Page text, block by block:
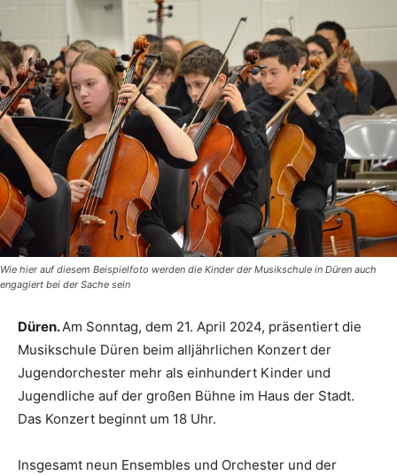
Wie hier auf diesem Beispielfoto werden die Kinder der Musikschule in Düren auch
engagiert bei der Sache sein
Düren.Am Sonntag, dem 21. April 2024, präsentiert die
Musikschule Düren beim alljährlichen Konzert der
Jugendorchester mehr als einhundert Kinder und
Jugendliche auf der großen Bühne im Haus der Stadt.
Das Konzert beginnt um 18 Uhr.
Insgesamt neun Ensembles und Orchester und der